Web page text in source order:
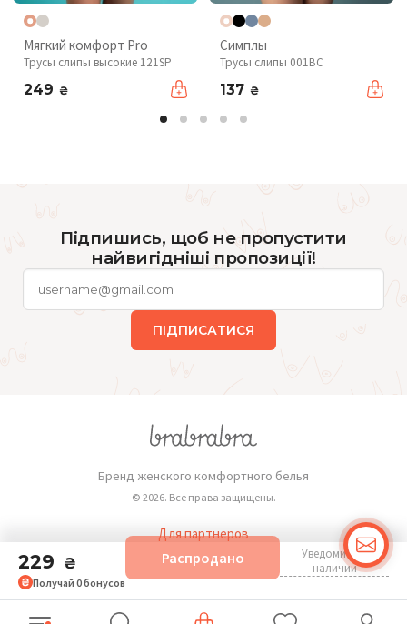
229 ₴
Получай 0бонусов
Распродано
Уведомить о
наличии
Мягкий комфорт Pro
Трусы слипы высокие 121SP
249 ₴
Симплы
Трусы слипы 001BC
137 ₴
Підпишись, щоб не пропустити
найвигідніші пропозиції!
ПІДПИСАТИСЯ
Бренд женского комфортного белья
© 2026. Все права защищены.
Для партнеров
Публичная оферта